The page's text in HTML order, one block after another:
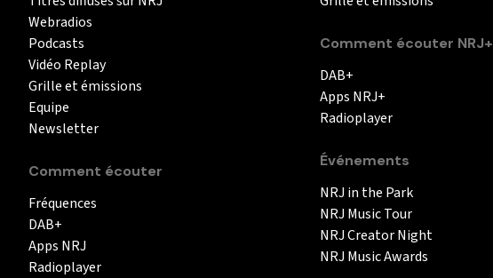
Webradios
Podcasts
Vidéo Replay
Grille et émissions
Equipe
Newsletter
Comment écouter
Fréquences
DAB+
Apps NRJ
Radioplayer
Comment écouter NRJ+
DAB+
Apps NRJ+
Radioplayer
Événements
NRJ in the Park
NRJ Music Tour
NRJ Creator Night
NRJ Music Awards